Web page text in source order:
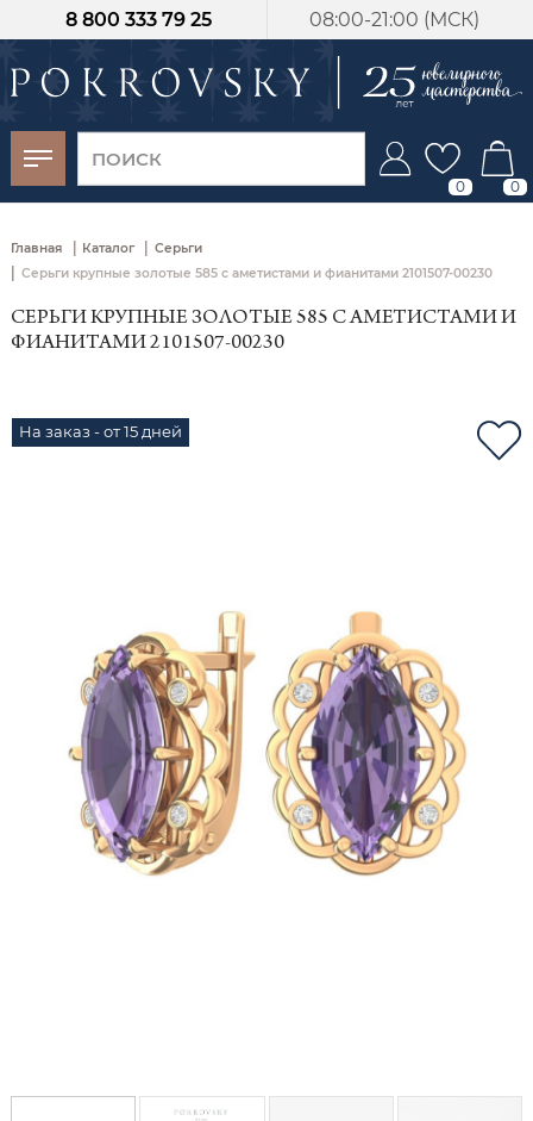
08:00-21:00 (МСК)
8 800 333 79 25
0 0
Главная | Каталог | Серьги
| Серьги крупные золотые 585 с аметистами и фианитами 2101507-00230
СЕРЬГИ КРУПНЫЕ ЗОЛОТЫЕ 585 С АМЕТИСТАМИ И
ФИАНИТАМИ 2101507-00230
На заказ - от 15 дней
-30%
от 15 дней с
момента оплаты